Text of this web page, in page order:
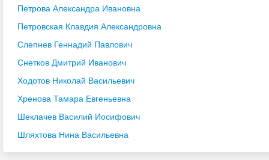
Петрова Александра Ивановна
Петровская Клавдия Александровна
Слепнев Геннадий Павлович
Снетков Дмитрий Иванович
Ходотов Николай Васильевич
Хренова Тамара Евгеньевна
Шеклачев Василий Иосифович
Шляхтова Нина Васильевна